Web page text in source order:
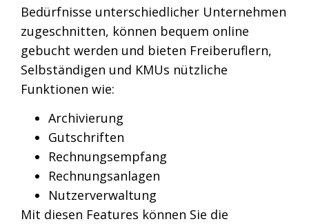
Bedürfnisse unterschiedlicher Unternehmen
zugeschnitten, können bequem online
gebucht werden und bieten Freiberuflern,
Selbständigen und KMUs nützliche
Funktionen wie:
Archivierung
Gutschriften
Rechnungsempfang
Rechnungsanlagen
Nutzerverwaltung
Mit diesen Features können Sie die